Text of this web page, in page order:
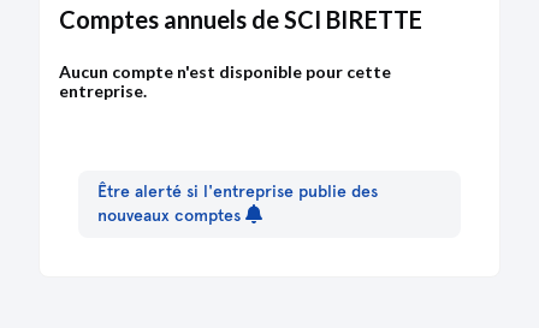
Comptes annuels de SCI BIRETTE
Aucun compte n'est disponible pour cette
entreprise.
Être alerté si l'entreprise publie des
nouveaux comptes